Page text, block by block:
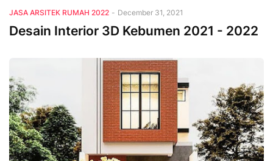
JASA ARSITEK RUMAH 2022 - December 31, 2021
Desain Interior 3D Kebumen 2021 - 2022